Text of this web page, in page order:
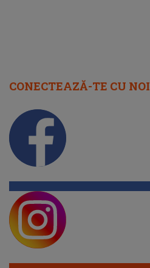
CONECTEAZĂ-TE CU NOI